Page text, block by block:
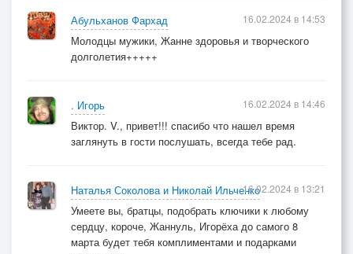
Абульханов Фархад
Молодцы мужики, Жанне здоровья и творческого
долголетия+++++
16.02.2024 в 14:53
. Игорь
Виктор. V., привет!!! спасибо что нашел время
заглянуть в гости послушать, всегда тебе рад.
16.02.2024 в 14:46
Наталья Соколова и Николай Ильченко
Умеете вы, братцы, подобрать ключики к любому
сердцу, короче, Жаннуль, Игорёха до самого 8
марта будет тебя комплиментами и подарками
16.02.2024 в 13:21